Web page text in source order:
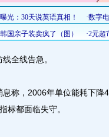
全线告急。
，2006年单位能耗下降4
标都面临失守。